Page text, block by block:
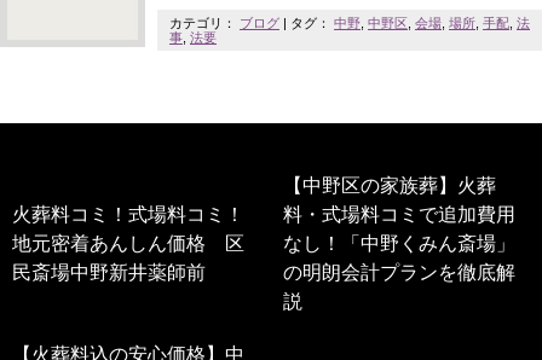
カテゴリ： ブログ | タグ： 中野 中野区 会場 場所 手配 法
事 法要
火葬料コミ！式場料コミ！
地元密着あんしん価格 区
民斎場中野新井薬師前
【中野区の家族葬】火葬
料・式場料コミで追加費用
なし！「中野くみん斎場」
の明朗会計プランを徹底解
説
【火葬料込の安心価格】中